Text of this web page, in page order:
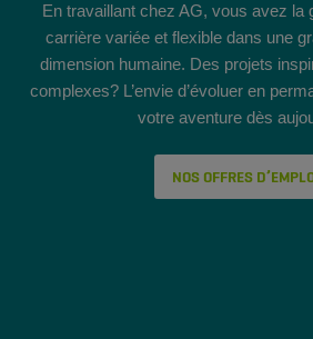
En travaillant chez AG, vous avez la
carrière variée et flexible dans une
dimension humaine. Des projets
complexes? L’envie d’évoluer en
votre aventure dès
NOS OFFRES